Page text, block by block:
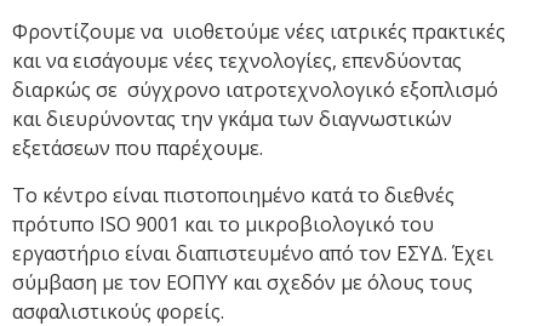
Φροντίζουμε να υιοθετούμε νέες ιατρικές πρακτικές
και να εισάγουμε νέες τεχνολογίες, επενδύοντας
διαρκώς σε σύγχρονο ιατροτεχνολογικό εξοπλισμό
και διευρύνοντας την γκάμα των διαγνωστικών
εξετάσεων που παρέχουμε.
Το κέντρο είναι πιστοποιημένο κατά το διεθνές
πρότυπο ISO 9001 και το μικροβιολογικό του
εργαστήριο είναι διαπιστευμένο από τον ΕΣΥΔ. Έχει
σύμβαση με τον ΕΟΠΥΥ και σχεδόν με όλους τους
ασφαλιστικούς φορείς.